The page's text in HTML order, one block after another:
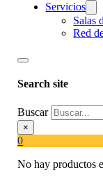
Servicios
Salas
Red
Search site
Buscar
×
0
No hay productos